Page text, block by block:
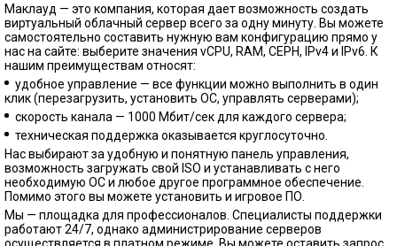
Маклауд — это компания, которая дает возможность создать
виртуальный облачный сервер всего за одну минуту. Вы можете
самостоятельно составить нужную вам конфигурацию прямо у
нас на сайте: выберите значения vCPU, RAM, CEPH, IPv4 и IPv6. К
нашим преимуществам относят:
удобное управление — все функции можно выполнить в один
клик (перезагрузить, установить ОС, управлять серверами);
скорость канала — 1000 Мбит/сек для каждого сервера;
техническая поддержка оказывается круглосуточно.
Нас выбирают за удобную и понятную панель управления,
возможность загружать свой ISO и устанавливать с него
необходимую ОС и любое другое программное обеспечение.
Помимо этого вы можете установить и игровое ПО.
Мы — площадка для профессионалов. Специалисты поддержки
работают 24/7, однако администрирование серверов
осуществляется в платном режиме. Вы можете оставить запрос